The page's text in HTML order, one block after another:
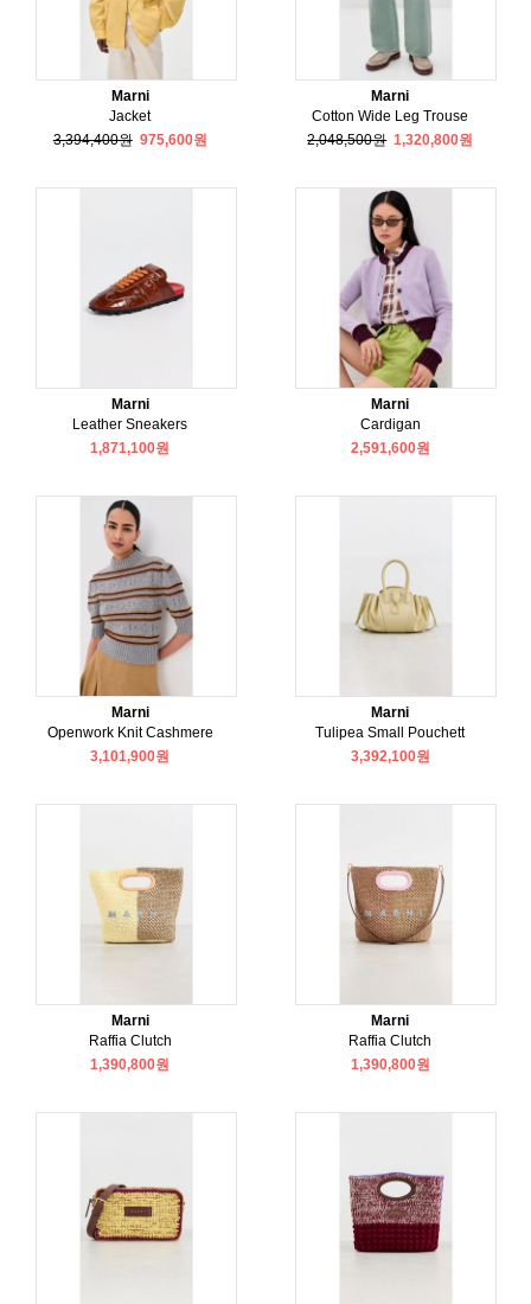
Marni
Jacket
3,394,400원 975,600원
Marni
Cotton Wide Leg Trouse
2,048,500원 1,320,800원
Marni
Leather Sneakers
1,871,100원
Marni
Cardigan
2,591,600원
Marni
Openwork Knit Cashmere
3,101,900원
Marni
Tulipea Small Pouchett
3,392,100원
Marni
Raffia Clutch
1,390,800원
Marni
Raffia Clutch
1,390,800원